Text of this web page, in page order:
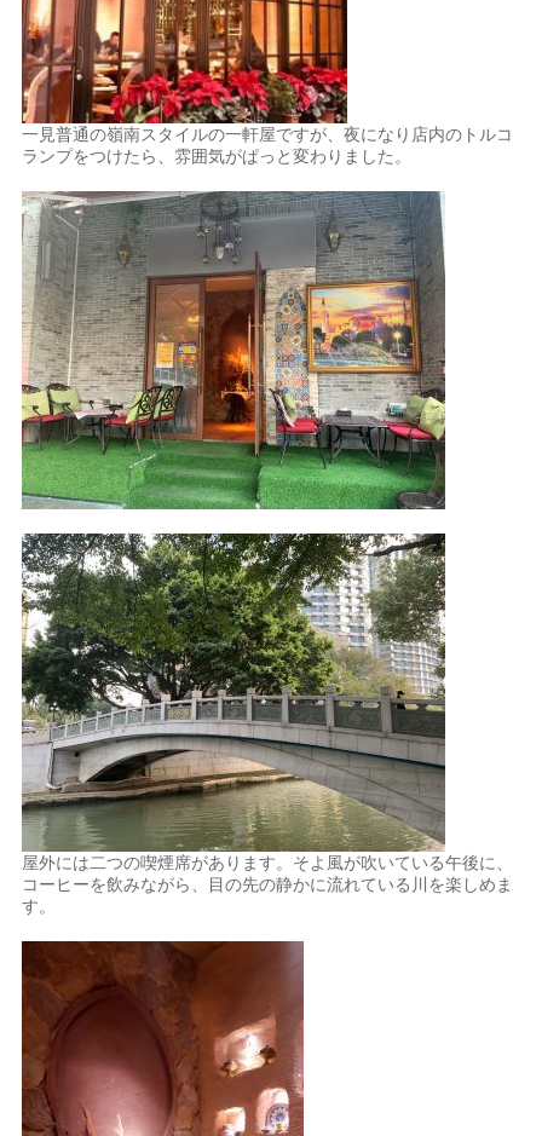
一見普通の嶺南スタイルの一軒屋ですが、夜になり店内のトルコ
ランプをつけたら、雰囲気がぱっと変わりました。
屋外には二つの喫煙席があります。そよ風が吹いている午後に、
コーヒーを飲みながら、目の先の静かに流れている川を楽しめま
す。